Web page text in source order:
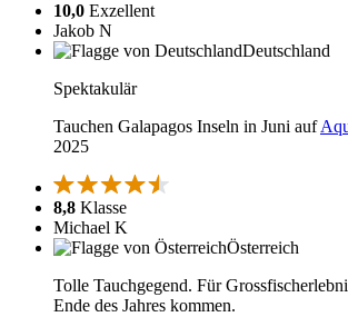
10,0 Exzellent
Jakob N
Deutschland
Spektakulär
Tauchen Galapagos Inseln in Juni auf
2025
8,8 Klasse
Michael K
Österreich
Tolle Tauchgegend. Für
Ende des Jahres kommen.